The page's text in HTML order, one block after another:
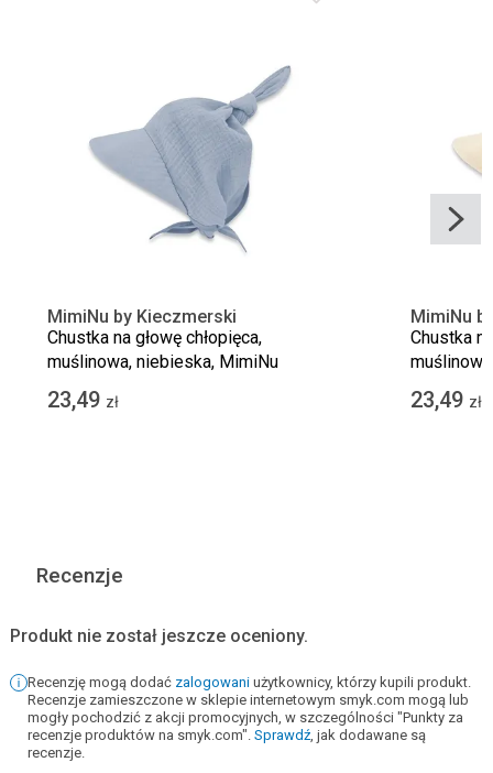
MimiNu by Kieczmerski
Chustka na głowę chłopięca,
muślinowa, niebieska, MimiNu
23,49 zł
MimiNu
Chustka
23,49 zł
Recenzje
Produkt nie został jeszcze oceniony.
Recenzję mogą dodać zalogowani użytkownicy, którzy kupili produkt.
Recenzje zamieszczone w sklepie internetowym smyk.com mogą lub
mogły pochodzić z akcji promocyjnych, w szczególności "Punkty za
recenzje produktów na smyk.com". Sprawdź, jak dodawane są
recenzje.